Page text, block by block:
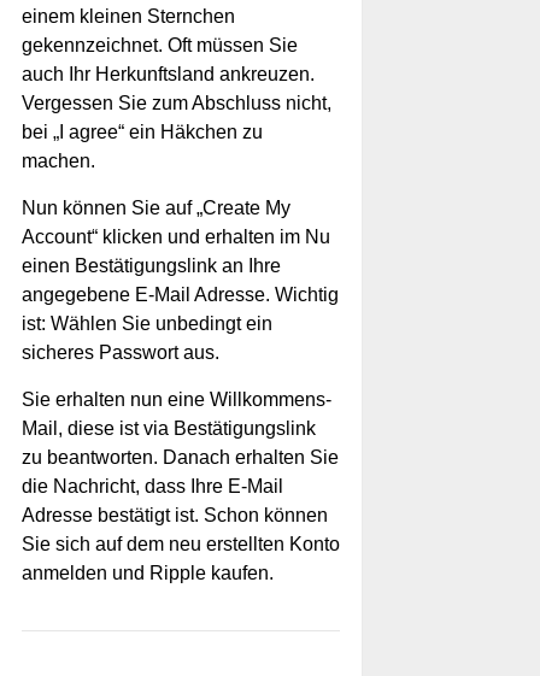
einem kleinen Sternchen
gekennzeichnet. Oft müssen Sie
auch Ihr Herkunftsland ankreuzen.
Vergessen Sie zum Abschluss nicht,
bei „I agree“ ein Häkchen zu
machen.
Nun können Sie auf „Create My
Account“ klicken und erhalten im Nu
einen Bestätigungslink an Ihre
angegebene E-Mail Adresse. Wichtig
ist: Wählen Sie unbedingt ein
sicheres Passwort aus.
Sie erhalten nun eine Willkommens-
Mail, diese ist via Bestätigungslink
zu beantworten. Danach erhalten Sie
die Nachricht, dass Ihre E-Mail
Adresse bestätigt ist. Schon können
Sie sich auf dem neu erstellten Konto
anmelden und Ripple kaufen.